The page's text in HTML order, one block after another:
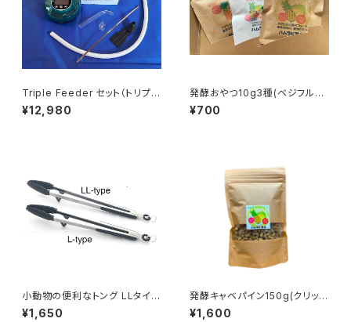
Triple Feeder セット（トリプル
フィーダーセット）小鳥用体重管
理フードタイマー
¥12,980
発酵おやつ10g3種(ベジフル&
パパイヤ人参&キャベパイン)
¥700
小動物の便利なトング LLタイプ
（45cm）
¥1,650
発酵キャベパイン150g(クリック
ポスト)
¥1,600